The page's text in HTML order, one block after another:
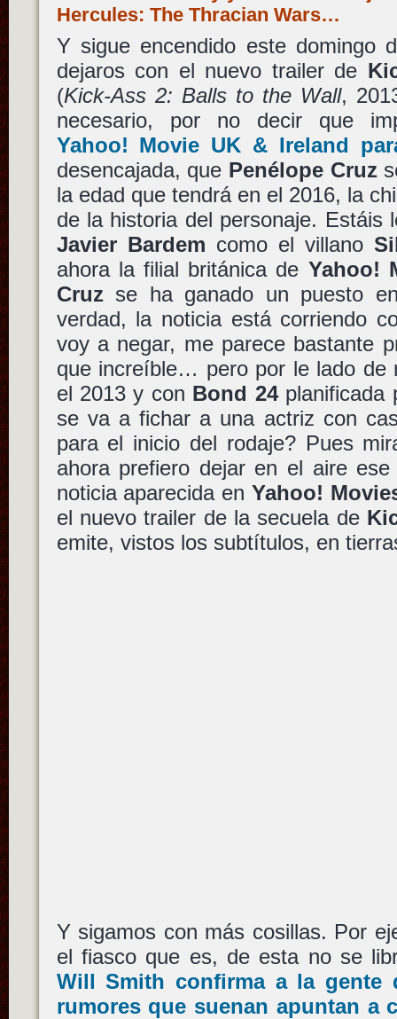
Hercules: The Thracian Wars…
Y sigue encendido este domingo
dejaros con el nuevo trailer de
(Kick-Ass 2: Balls to the Wall,
necesario, por no decir que
Yahoo! Movie UK & Ireland
desencajada, que Penélope Cruz
la edad que tendrá en el 2016, la
de la historia del personaje. Estáis
Javier Bardem como el villano
ahora la filial británica de Yahoo!
Cruzse ha ganado un puesto
verdad, la noticia está corriendo
voy a negar, me parece bastante
que increíble… pero por le lado de
el 2013 y con Bond 24planificada
se va a fichar a una actriz con
para el inicio del rodaje? Pues
ahora prefiero dejar en el aire
noticia aparecida en Yahoo!
el nuevo trailer de la secuela de
emite, vistos los subtítulos, en
Y sigamos con más cosillas. Por
el fiasco que es, de esta no se
Will Smith confirma a la gente
rumores que suenan apuntan a